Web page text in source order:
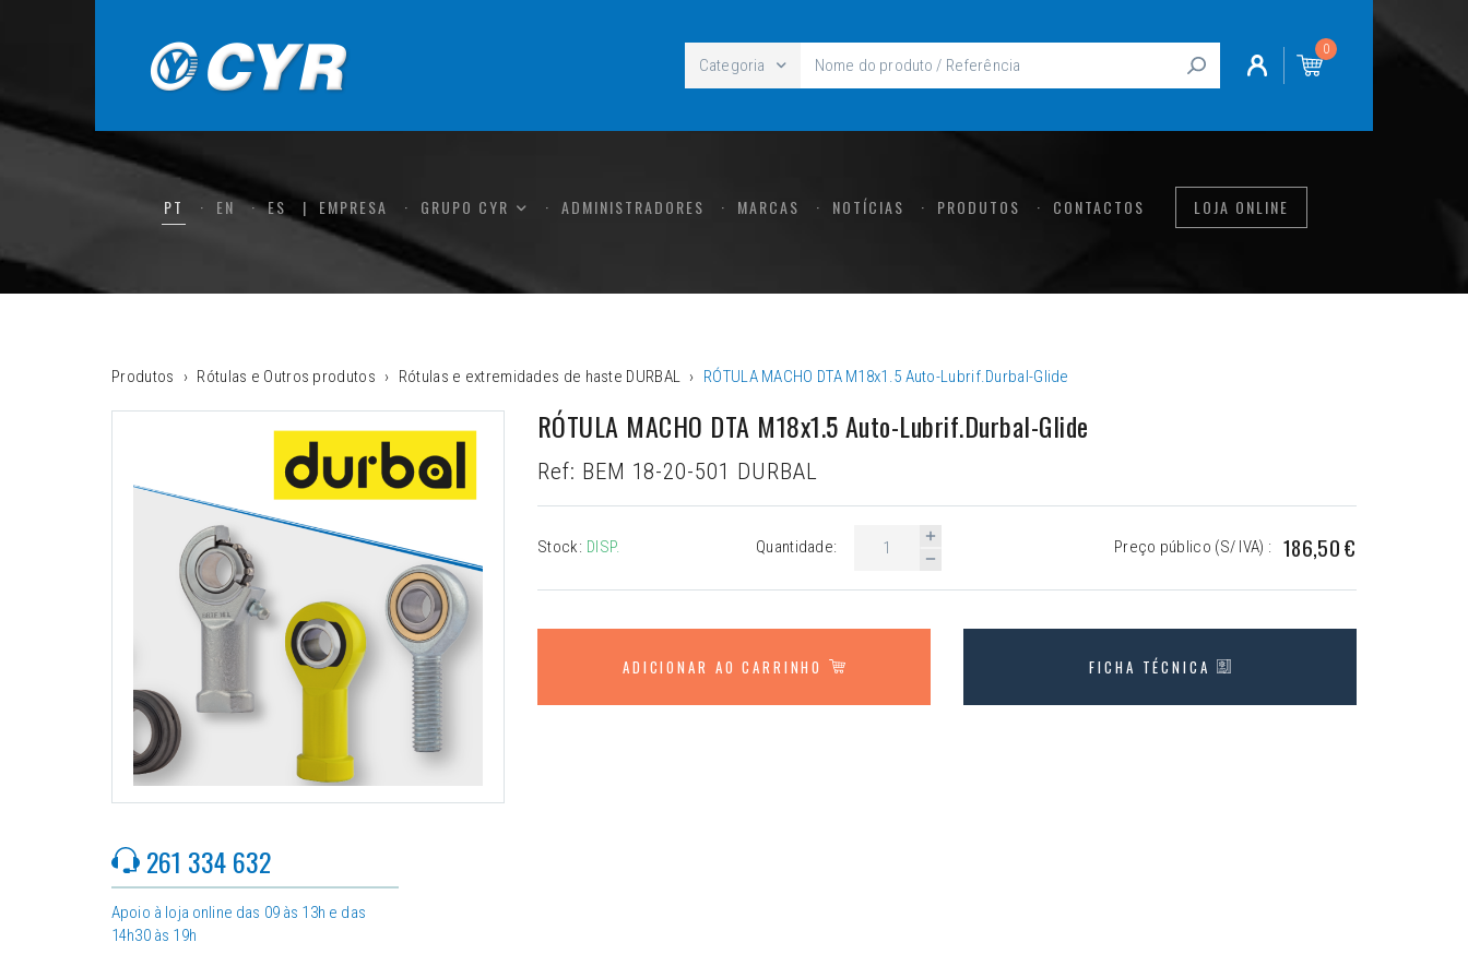
Categoria
0
PT EN ES EMPRESA GRUPO CYR ADMINISTRADORES MARCAS NOTÍCIAS PRODUTOS CONTACTOS LOJA ONLINE
Produtos Rótulas e Outros produtos Rótulas e extremidades de haste DURBAL RÓTULA MACHO DTA M18x1.5 Auto-Lubrif.Durbal-Glide
RÓTULA MACHO DTA M18x1.5 Auto-Lubrif.Durbal-Glide
Ref: BEM 18-20-501 DURBAL
261 334 632
Apoio à loja online das 09 às 13h e das
14h30 às 19h
Stock: DISP. Quantidade: Preço público (S/ IVA) : 186,50 €
ADICIONAR AO CARRINHO FICHA TÉCNICA